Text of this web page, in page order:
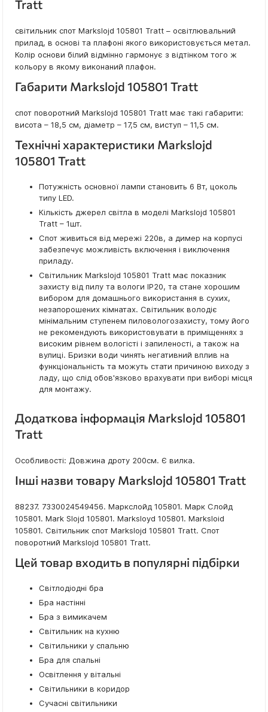
Tratt
світильник спот Markslojd 105801 Tratt – освітлювальний
прилад, в основі та плафоні якого використовується метал.
Колір основи білий відмінно гармонує з відтінком того ж
кольору в якому виконаний плафон.
Габарити Markslojd 105801 Tratt
спот поворотний Markslojd 105801 Tratt має такі габарити:
висота – 18,5 см, діаметр – 17,5 см, виступ – 11,5 см.
Технічні характеристики Markslojd
105801 Tratt
Потужність основної лампи становить 6 Вт, цоколь
типу LED.
Кількість джерел світла в моделі Markslojd 105801
Tratt – 1шт.
Спот живиться від мережі 220в, а димер на корпусі
забезпечує можливість включення і виключення
приладу.
Світильник Markslojd 105801 Tratt має показник
захисту від пилу та вологи IP20, та стане хорошим
вибором для домашнього використання в сухих,
незапорошених кімнатах. Світильник володіє
мінімальним ступенем пиловологозахисту, тому його
не рекомендують використовувати в приміщеннях з
високим рівнем вологісті і запиленості, а також на
вулиці. Бризки води чинять негативний вплив на
функціональність та можуть стати причиною виходу з
ладу, що слід обов'язково врахувати при виборі місця
для монтажу.
Додаткова інформація Markslojd 105801
Tratt
Особливості: Довжина дроту 200см. Є вилка.
Інші назви товару Markslojd 105801 Tratt
88237. 7330024549456. Маркслойд 105801. Марк Слойд
105801. Mark Slojd 105801. Marksloyd 105801. Marksloid
105801. Світильник спот Markslojd 105801 Tratt. Спот
поворотний Markslojd 105801 Tratt.
Цей товар входить в популярні підбірки
Світлодіодні бра
Бра настінні
Бра з вимикачем
Світильник на кухню
Світильники у спальню
Бра для спальні
Освітлення у вітальні
Світильники в коридор
Сучасні світильники